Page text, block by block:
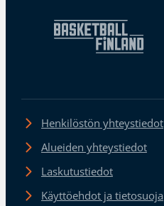
Henkilöstön yhteystiedot
Alueiden yhteystiedot
Laskutustiedot
Käyttöehdot ja tietosuoja